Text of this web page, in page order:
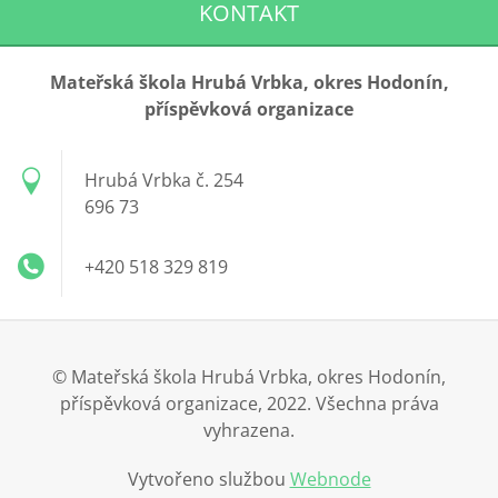
KONTAKT
Mateřská škola Hrubá Vrbka, okres Hodonín,
příspěvková organizace
Hrubá Vrbka č. 254
696 73
+420 518 329 819
© Mateřská škola Hrubá Vrbka, okres Hodonín,
příspěvková organizace, 2022. Všechna práva
vyhrazena.
Vytvořeno službou Webnode